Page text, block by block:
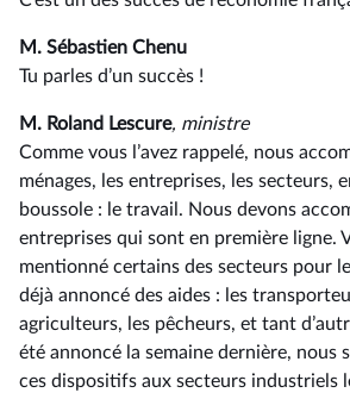
M. Sébastien Chenu
Tu parles d’un succès !
M. Roland Lescure, ministre
Comme vous l’avez rappelé, nous
ménages, les entreprises, les secteurs,
boussole : le travail. Nous devons
entreprises qui sont en première ligne.
mentionné certains des secteurs pour
déjà annoncé des aides : les
agriculteurs, les pêcheurs, et tant
été annoncé la semaine dernière, nous
ces dispositifs aux secteurs industriels